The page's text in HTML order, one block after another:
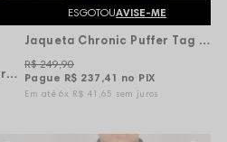
Bobojaco Chronic Gola Careca Tag World Refletivo - Preta
ESGOTOUAVISE-ME
Jaqueta Chronic Puffer Tag Fresh Back - Cinza claro
Pague R$ 237,41 no PIX
R$ 249,90
6x R$ 41,65 sem juros